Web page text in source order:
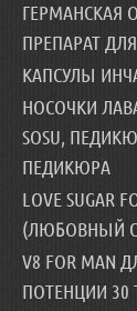
ГЕРМАНСКАЯ
ПРЕПАРАТ
КАПСУЛЫ
НОСОЧКИ
SOSU,
ПЕДИКЮРА
LOVE SUGAR
(ЛЮБОВНЫЙ
V8 FOR
ПОТЕНЦИИ 30